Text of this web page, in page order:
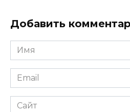
Добавить
Имя
*
Email
*
Сайт